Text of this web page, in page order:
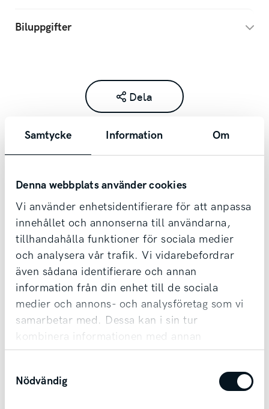
Samtycke Information Om
Denna webbplats använder cookies
Vi använder enhetsidentifierare för att anpassa
innehållet och annonserna till användarna,
tillhandahålla funktioner för sociala medier
och analysera vår trafik. Vi vidarebefordrar
även sådana identifierare och annan
information från din enhet till de sociala
medier och annons- och analysföretag som vi
samarbetar med. Dessa kan i sin tur
kombinera informationen med annan
information som du har tillhandahållit eller
som de har samlat in när du har använt deras
tjänster.
Nödvändig
Biluppgifter
Dela
Kontakta säljare redan idag!
Vi tar din bil i inbyte oavsett märke & ålder,
samt erbjuder förmånlig finansiering.
Möjlighet till transport finns vid affär.
Kontakta säljare
Andra bilar i Mariestad